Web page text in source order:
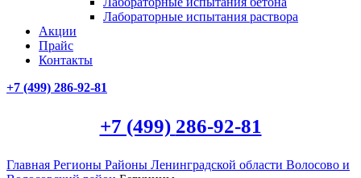
Лабораторные испытания раствора
Акции
Прайс
Контакты
+7 (499) 286-92-81
+7 (499) 286-92-81
Главная Регионы Районы Ленинградской области Волосово и